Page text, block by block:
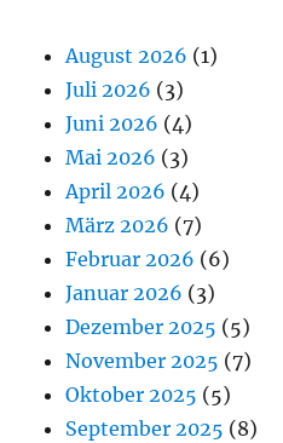
August 2026 (1)
Juli 2026 (3)
Juni 2026 (4)
Mai 2026 (3)
April 2026 (4)
März 2026 (7)
Februar 2026 (6)
Januar 2026 (3)
Dezember 2025 (5)
November 2025 (7)
Oktober 2025 (5)
September 2025 (8)